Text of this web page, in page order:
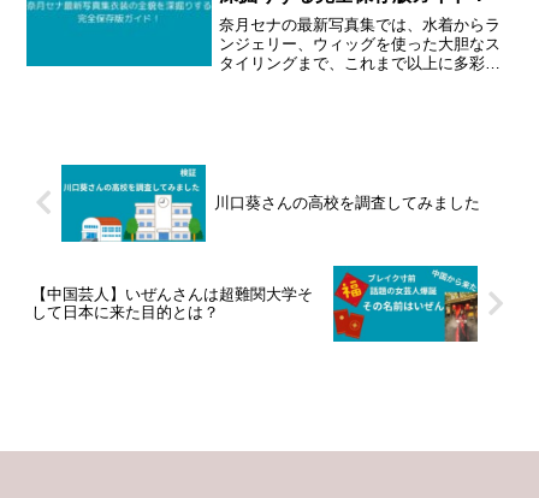
奈月セナの最新写真集では、水着からラ
ンジェリー、ウィッグを使った大胆なス
タイリングまで、これまで以上に多彩な
川口葵さんの高校を調査してみました
【中国芸人】いぜんさんは超難関大学そ
して日本に来た目的とは？